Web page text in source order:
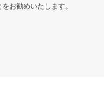
お勧めいたします。